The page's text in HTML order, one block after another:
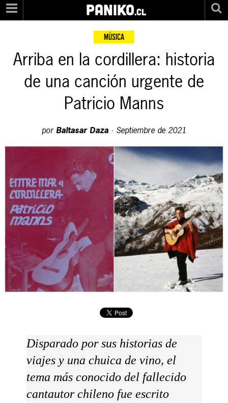
PANIKO.cl
MÚSICA
Arriba en la cordillera: historia
de una canción urgente de
Patricio Manns
por Baltasar Daza· Septiembre de 2021
Disparado por sus historias de
viajes y una chuica de vino, el
tema más conocido del fallecido
cantautor chileno fue escrito